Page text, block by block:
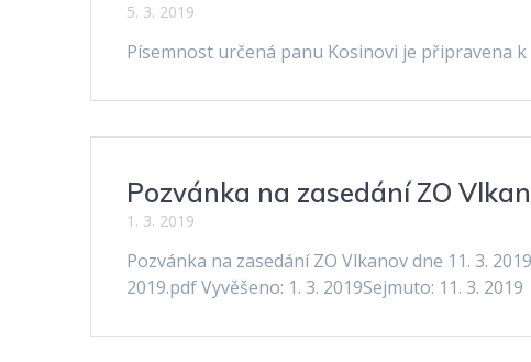
5. 3. 2019
Písemnost určená panu Kosinovi je připravena k
Pozvánka na zasedání ZO
1. 3. 2019
Pozvánka na zasedání ZO Vlkanov dne 11. 3.
2019.pdf Vyvěšeno: 1. 3. 2019Sejmuto: 11. 3. 2019